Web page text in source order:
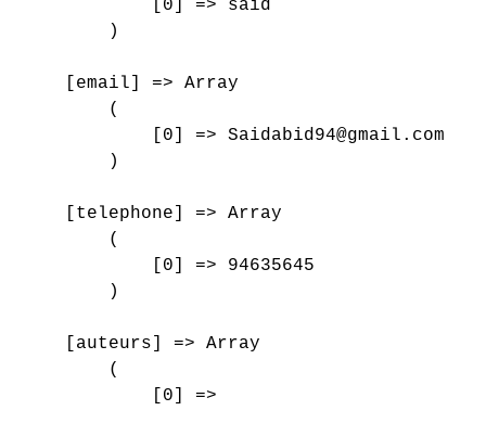
            [0] => said
        )
    [email] => Array
        (
            [0] => Saidabid94@gmail.com
        )
    [telephone] => Array
        (
            [0] => 94635645
        )
    [auteurs] => Array
        (
            [0] =>